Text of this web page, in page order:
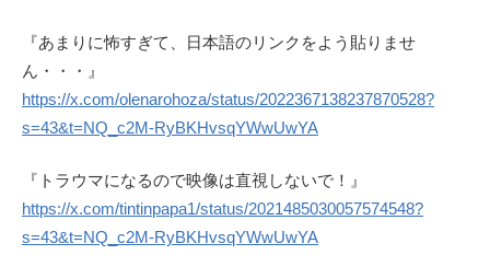
『あまりに怖すぎて、日本語のリンクをよう貼りませ
ん・・・』
https://x.com/olenarohoza/status/2022367138237870528?
s=43&t=NQ_c2M-RyBKHvsqYWwUwYA
『トラウマになるので映像は直視しないで！』
https://x.com/tintinpapa1/status/2021485030057574548?
s=43&t=NQ_c2M-RyBKHvsqYWwUwYA